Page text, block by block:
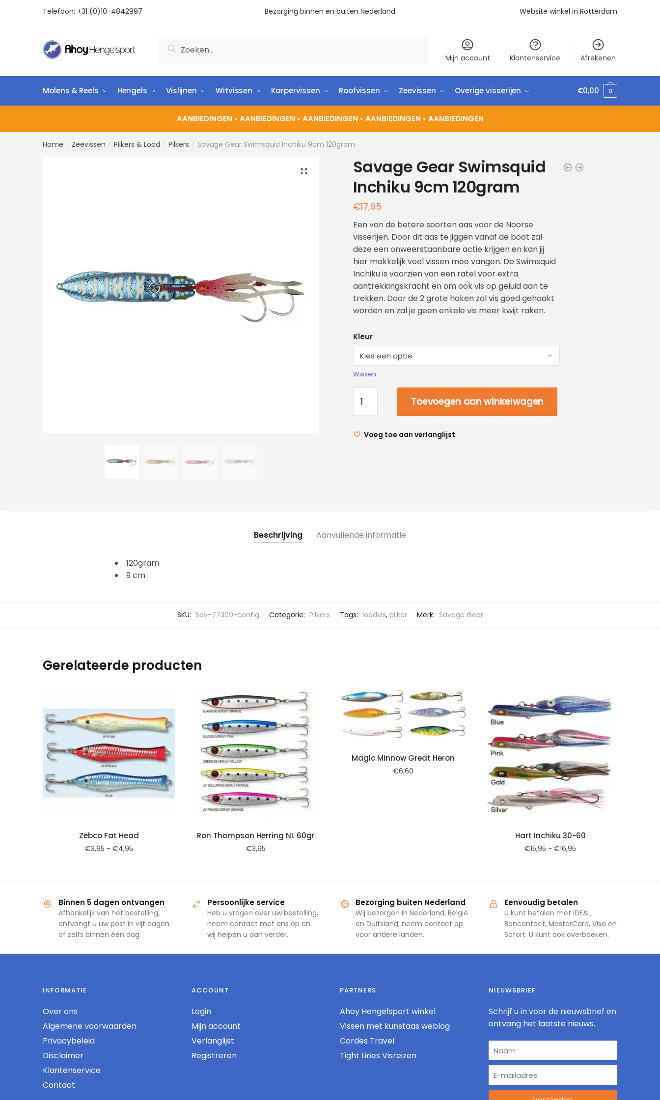
Telefoon: +31 (0)10-4842997 Bezorging binnen en buiten Nederland Website winkel in Rotterdam
Zoeken
Mijn account Klantenservice Afrekenen
Molens & Reels Hengels Vislijnen Witvissen Karpervissen Roofvissen Zeevissen Overige visserijen €0,00 0
AANBIEDINGEN • AANBIEDINGEN • AANBIEDINGEN • AANBIEDINGEN • AANBIEDINGEN
Home / Zeevissen / Pilkers & Lood / Pilkers / Savage Gear Swimsquid Inchiku 9cm 120gram
🔍
Savage Gear Swimsquid
Inchiku 9cm 120gram
€17,95
Een van de betere soorten aas voor de Noorse
visserijen. Door dit aas te jiggen vanaf de boot zal
deze een onweerstaanbare actie krijgen en kan jij
hier makkelijk veel vissen mee vangen. De Swimsquid
Inchiku is voorzien van een ratel voor extra
aantrekkingskracht en om ook vis op geluid aan te
trekken. Door de 2 grote haken zal vis goed gehaakt
worden en zal je geen enkele vis meer kwijt raken.
Kleur
Wissen
Toevoegen aan winkelwagen
Voeg toe aan verlanglijst
Beschrijving Aanvullende informatie
120gram
9 cm
SKU: Sav-77309-config Categorie: Pilkers Tags: loodvis, pilker Merk: Savage Gear
Gerelateerde producten
Zebco Fat Head
€3,95 - €4,95
Ron Thompson Herring NL 60gr
€3,95
Magic Minnow Great Heron
€6,60
Hart Inchiku 30-60
€15,95 - €16,95
Binnen 5 dagen ontvangen
Afhankelijk van het bestelling,
ontvangt u uw post in vijf dagen
of zelfs binnen één dag.
Persoonlijke service
Heb u vragen over uw bestelling,
neem contact met ons op en
wij helpen u dan verder.
Bezorging buiten Nederland
Wij bezorgen in Nederland, België
en Duitsland, neem contact op
voor andere landen.
Eenvoudig betalen
U kunt betalen met iDEAL,
Bancontact, MasterCard, Visa en
Sofort. U kunt ook overboeken.
INFORMATIE
Over ons
Algemene voorwaarden
Privacybeleid
Disclaimer
Klantenservice
Contact
ACCOUNT
Login
Mijn account
Verlanglijst
Registreren
PARTNERS
Ahoy Hengelsport winkel
Vissen met kunstaas weblog
Cordes Travel
Tight Lines Visreizen
NIEUWSBRIEF
Schrijf u in voor de nieuwsbrief en
ontvang het laatste nieuws.